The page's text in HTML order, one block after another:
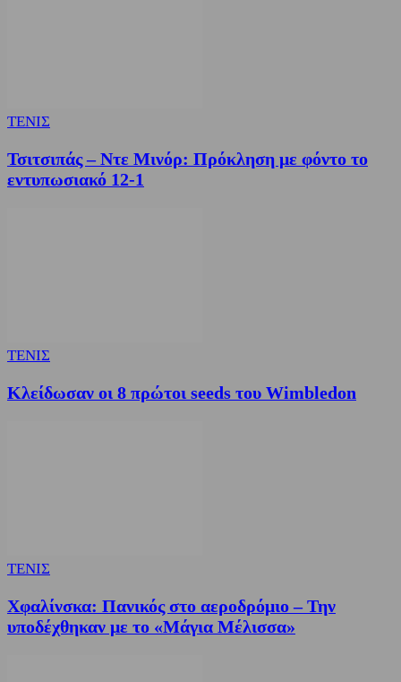
ΤΕΝΙΣ
Τσιτσιπάς – Ντε Μινόρ: Πρόκληση με φόντο το
εντυπωσιακό 12-1
ΤΕΝΙΣ
Κλείδωσαν οι 8 πρώτοι seeds του Wimbledon
ΤΕΝΙΣ
Χφαλίνσκα: Πανικός στο αεροδρόμιο – Την
υποδέχθηκαν με το «Μάγια Μέλισσα»